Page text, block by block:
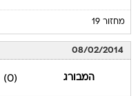
מחזור 19
08/02/2014
המבורג (0)